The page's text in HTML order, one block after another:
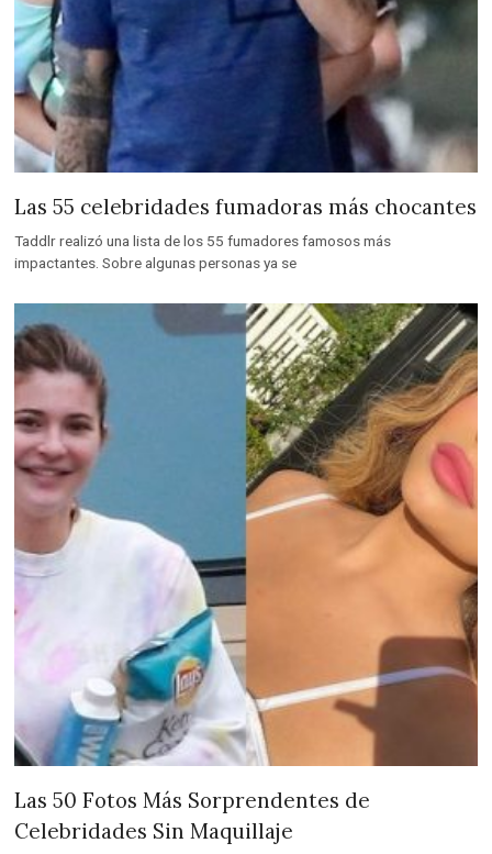
Las 55 celebridades fumadoras más chocantes
Taddlr realizó una lista de los 55 fumadores famosos más
impactantes. Sobre algunas personas ya se
Las 50 Fotos Más Sorprendentes de
Celebridades Sin Maquillaje